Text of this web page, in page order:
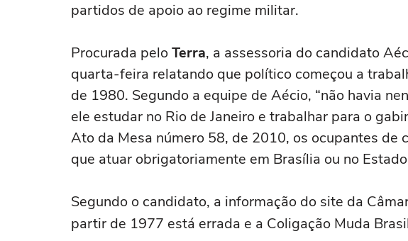
partidos de apoio ao regime militar.
Procurada peloTerra, a assessoria do candidato
quarta-feira relatando que político começou a
de 1980. Segundo a equipe de Aécio, “não havia
ele estudar no Rio de Janeiro e trabalhar para o
Ato da Mesa número 58, de 2010, os ocupantes de
que atuar obrigatoriamente em Brasília ou no
Segundo o candidato, a informação do site da
partir de 1977 está errada e a Coligação Muda